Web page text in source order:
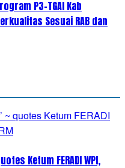
P3-TGAI Kab
Sesuai RAB dan
Ketum FERADI WPI,